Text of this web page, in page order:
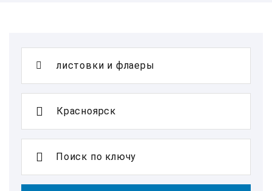
Поиск по ключу